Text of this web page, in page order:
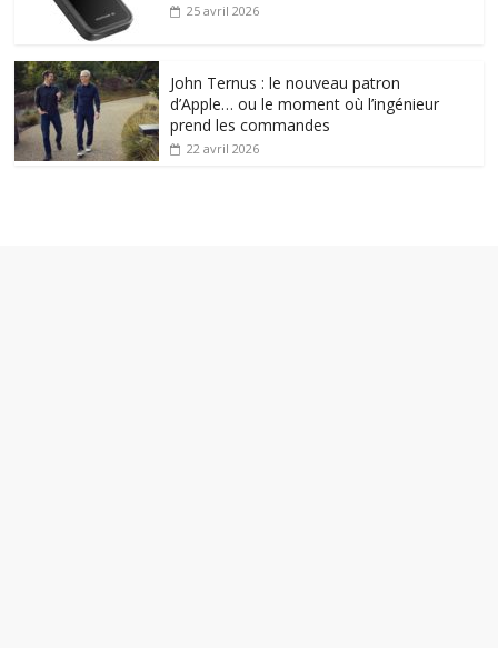
25 avril 2026
John Ternus : le nouveau patron
d’Apple… ou le moment où l’ingénieur
prend les commandes
22 avril 2026